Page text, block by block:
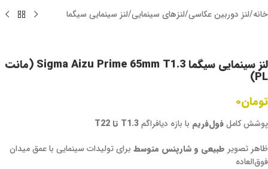
خانه/لنز دوربین عکاسی/لنزهای سینمایی/لنز سینمایی سیگما
لنز سینمایی سیگما Sigma Aizu Prime 65mm T1.3 (مانت
PL)
تومان۰
پوشش کاملفول‌فریم با بازه دیافراگمT1.3 تا T22
ظاهر تصویر طبیعی و شارپنس متوسط برای تولیدات سینمایی با عمق میدان
فوق‌العاده